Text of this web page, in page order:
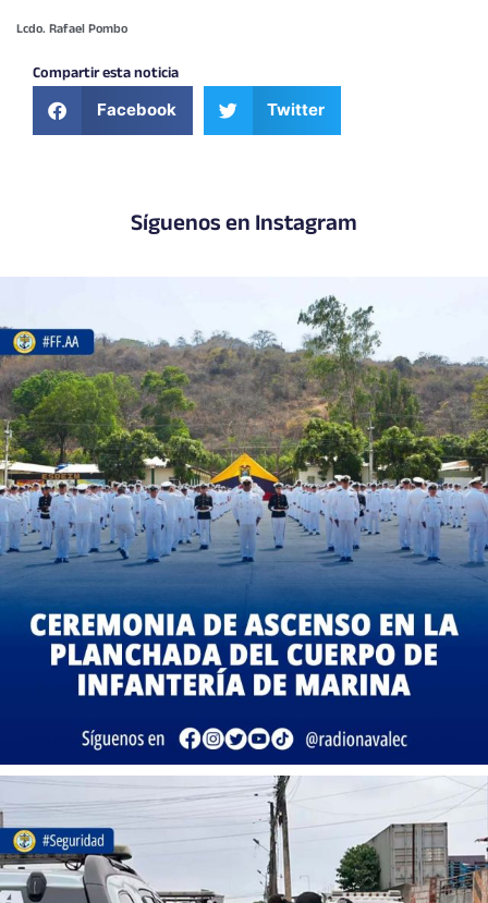
Lcdo. Rafael Pombo
Compartir esta noticia
Facebook Twitter
Síguenos en Instagram